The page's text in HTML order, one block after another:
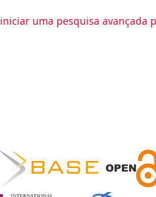
iniciar uma pesquisa avançada